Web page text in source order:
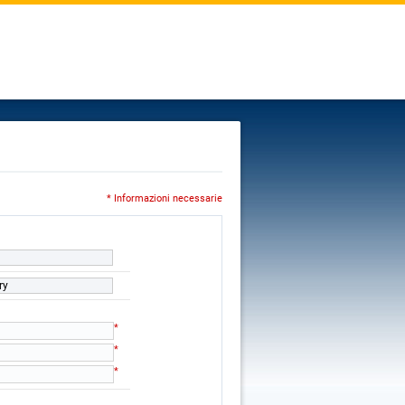
* Informazioni necessarie
*
*
*